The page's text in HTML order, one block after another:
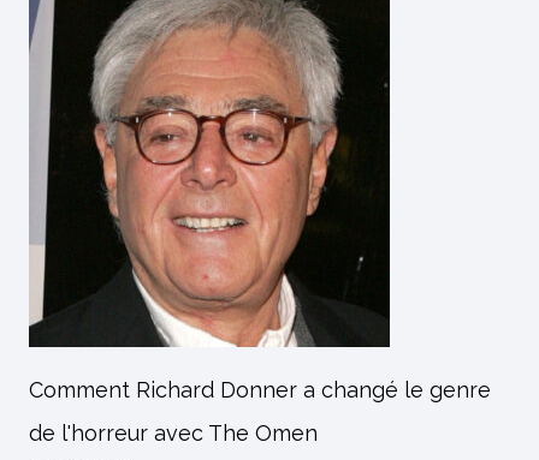
Comment Richard Donner a changé le genre
de l'horreur avec The Omen